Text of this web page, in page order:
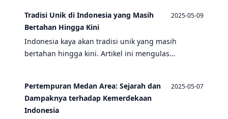
lainnya.
Tradisi Unik di Indonesia yang Masih
Bertahan Hingga Kini
2025-05-09
Indonesia kaya akan tradisi unik yang masih
bertahan hingga kini. Artikel ini mengulas
Pertempuran Medan Area: Sejarah dan
Dampaknya terhadap Kemerdekaan
Indonesia
2025-05-07